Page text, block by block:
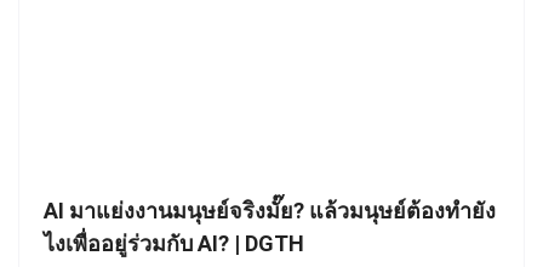
AI มาแย่งงานมนุษย์จริงมั๊ย? แล้วมนุษย์ต้องทำยัง
ไงเพื่ออยู่ร่วมกับ AI? | DGTH